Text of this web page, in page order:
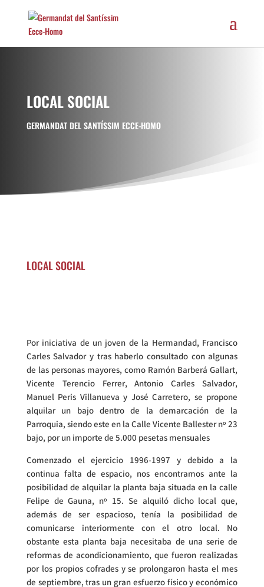
LOCAL SOCIAL
GERMANDAT DEL SANTÍSSIM ECCE-HOMO
LOCAL SOCIAL
Por iniciativa de un joven de la Hermandad, Francisco
Carles Salvador y tras haberlo consultado con algunas
de las personas mayores, como Ramón Barberá Gallart,
Vicente Terencio Ferrer, Antonio Carles Salvador,
Manuel Peris Villanueva y José Carretero, se propone
alquilar un bajo dentro de la demarcación de la
Parroquia, siendo este en la Calle Vicente Ballester nº 23
bajo, por un importe de 5.000 pesetas mensuales
Comenzado el ejercicio 1996-1997 y debido a la
continua falta de espacio, nos encontramos ante la
posibilidad de alquilar la planta baja situada en la calle
Felipe de Gauna, nº 15. Se alquiló dicho local que,
además de ser espacioso, tenía la posibilidad de
comunicarse interiormente con el otro local. No
obstante esta planta baja necesitaba de una serie de
reformas de acondicionamiento, que fueron realizadas
por los propios cofrades y se prolongaron hasta el mes
de septiembre, tras un gran esfuerzo físico y económico